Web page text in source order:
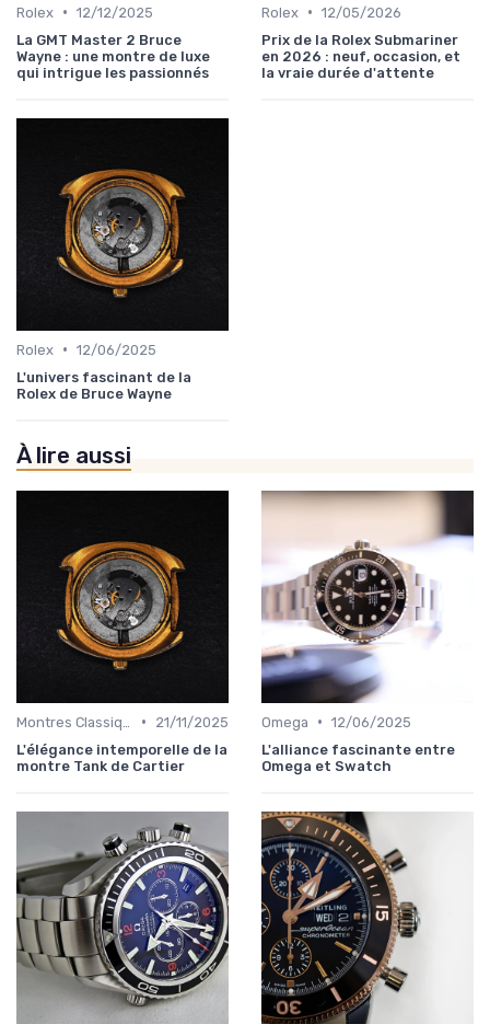
Rolex • 12/12/2025
La GMT Master 2 Bruce
Wayne : une montre de luxe
qui intrigue les passionnés
Rolex • 12/05/2026
Prix de la Rolex Submariner
en 2026 : neuf, occasion, et
la vraie durée d'attente
Rolex • 12/06/2025
L'univers fascinant de la
Rolex de Bruce Wayne
À lire aussi
•
21/11/2025
L'élégance intemporelle de la
montre Tank de Cartier
Omega • 12/06/2025
L'alliance fascinante entre
Omega et Swatch